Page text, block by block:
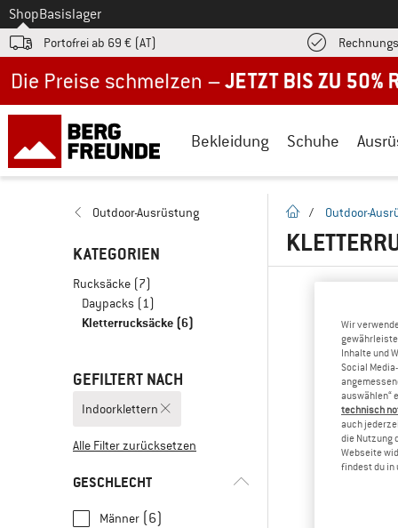
Zum
ShopBasislager
Portofrei ab 69 € (AT)
Bekleidung Schuhe
Outdoor-Ausrüstung
KATEGORIEN
Rucksäcke (7)
Daypacks (1)
Kletterrucksäcke (6)
GEFILTERT NACH
Indoorklettern
Alle Filter zurücksetzen
GESCHLECHT
Männer (6)
Startseite
/ Outdoor-
Wir
Inhalte und
Social
auswählen“
technisch
auch
die Nutzung
Webseite
findest du in